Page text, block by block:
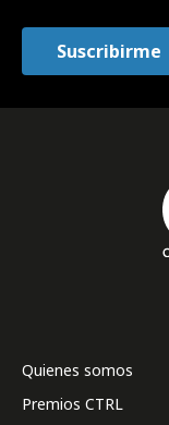
Quienes somos
Premios CTRL